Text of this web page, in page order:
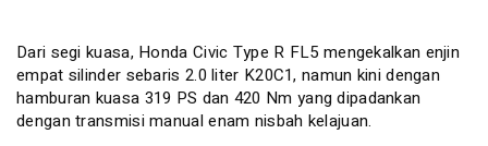
Dari segi kuasa, Honda Civic Type R FL5 mengekalkan enjin
empat silinder sebaris 2.0 liter K20C1, namun kini dengan
hamburan kuasa 319 PS dan 420 Nm yang dipadankan
dengan transmisi manual enam nisbah kelajuan.